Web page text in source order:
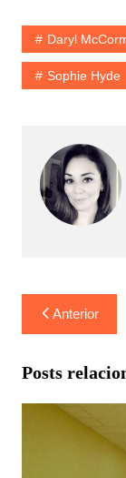
Daryl
Sophie Hyde
Navegação
de
Post
Anterior
Posts